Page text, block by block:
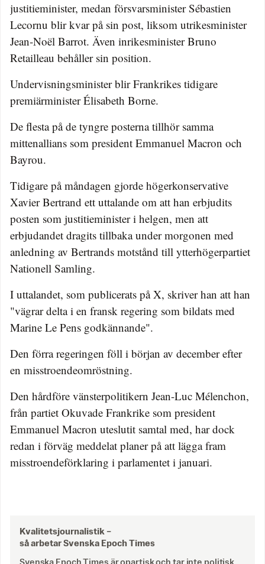
justitieminister, medan försvarsminister Sébastien
Lecornu blir kvar på sin post, liksom utrikesminister
Jean-Noël Barrot. Även inrikesminister Bruno
Retailleau behåller sin position.
Undervisningsminister blir Frankrikes tidigare
premiärminister Élisabeth Borne.
De flesta på de tyngre posterna tillhör samma
mittenallians som president Emmanuel Macron och
Bayrou.
Tidigare på måndagen gjorde högerkonservative
Xavier Bertrand ett uttalande om att han erbjudits
posten som justitieminister i helgen, men att
erbjudandet dragits tillbaka under morgonen med
anledning av Bertrands motstånd till ytterhögerpartiet
Nationell Samling.
I uttalandet, som publicerats på X, skriver han att han
"vägrar delta i en fransk regering som bildats med
Marine Le Pens godkännande".
Den förra regeringen föll i början av december efter
en misstroendeomröstning.
Den hårdföre vänsterpolitikern Jean-Luc Mélenchon,
från partiet Okuvade Frankrike som president
Emmanuel Macron uteslutit samtal med, har dock
redan i förväg meddelat planer på att lägga fram
misstroendeförklaring i parlamentet i januari.
Kvalitetsjournalistik –
så arbetar Svenska Epoch Times